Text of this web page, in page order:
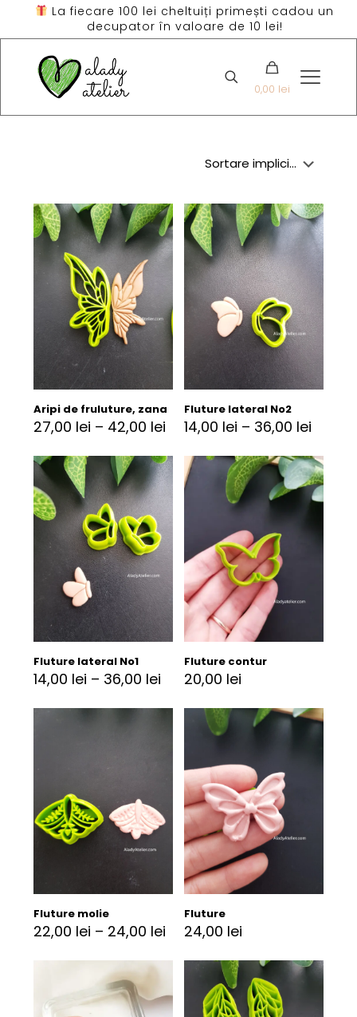
La fiecare 100 lei cheltuiți primești cadou un
decupator în valoare de 10 lei!
0,00 lei
Aripi de fruluture, zana
27,00 lei – 42,00 lei
Fluture lateral No2
14,00 lei – 36,00 lei
Fluture lateral No1
14,00 lei – 36,00 lei
Fluture contur
20,00 lei
Fluture molie
22,00 lei – 24,00 lei
Fluture
24,00 lei